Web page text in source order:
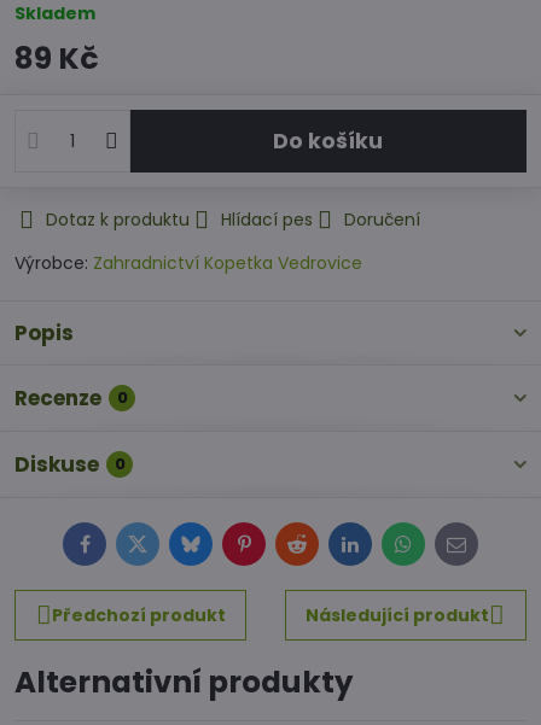
Skladem
89 Kč
Do košíku
Dotaz k produktu Hlídací pes
Doručení
Výrobce: Zahradnictví Kopetka Vedrovice
Popis
Recenze 0
Diskuse 0
FacebookTwitterBlueskyPinterestRedditLinkedInWhatsApp
E-
mail
Předchozí produkt
Následující produkt
Alternativní produkty